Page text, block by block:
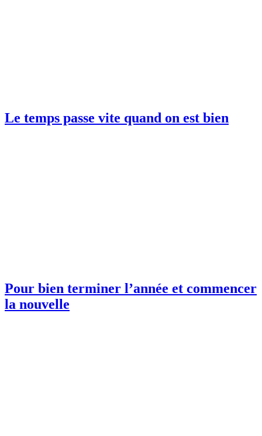
Le temps passe vite quand on est bien
Pour bien terminer l’année et commencer
la nouvelle